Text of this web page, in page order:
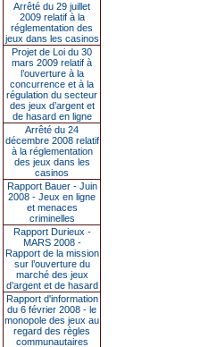
Arrêté du 29 juillet
2009 relatif à la
réglementation des
jeux dans les casinos
Projet de Loi du 30
mars 2009 relatif à
l’ouverture à la
concurrence et à la
régulation du secteur
des jeux d’argent et
de hasard en ligne
Arrêté du 24
décembre 2008 relatif
à la réglementation
des jeux dans les
casinos
Rapport Bauer - Juin
2008 - Jeux en ligne
et menaces
criminelles
Rapport Durieux -
MARS 2008 -
Rapport de la mission
sur l’ouverture du
marché des jeux
d’argent et de hasard
Rapport d'information
du 6 février 2008 - le
monopole des jeux au
regard des règles
communautaires